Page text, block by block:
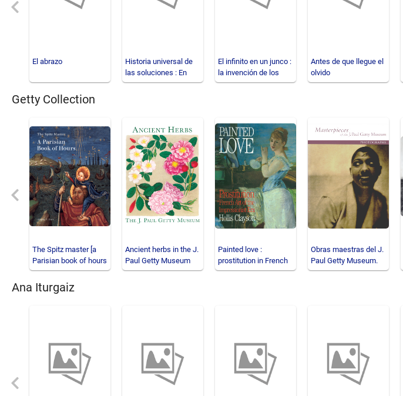
Previous
El abrazo
Historia universal de
las soluciones : En
busca del talento
El infinito en un junco :
la invención de los
libros en el m
Antes de que llegue el
olvido
Getty Collection
Previous
The Spitz master [a
Parisian book of hours
Ancient herbs in the J.
Paul Getty Museum
gardens
Painted love :
prostitution in French
art of the impressioni
Obras maestras del J.
Paul Getty Museum.
Fotografías
Ana Iturgaiz
Previous